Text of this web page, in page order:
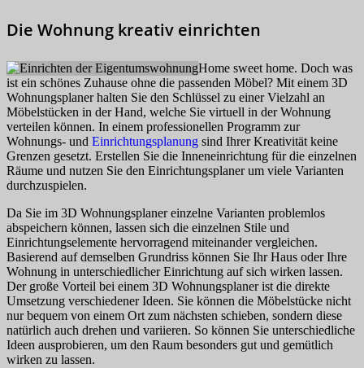
Die Wohnung kreativ einrichten
Home sweet home. Doch was
ist ein schönes Zuhause ohne die passenden Möbel? Mit einem 3D
Wohnungsplaner halten Sie den Schlüssel zu einer Vielzahl an
Möbelstücken in der Hand, welche Sie virtuell in der Wohnung
verteilen können. In einem professionellen Programm zur
Wohnungs- und Einrichtungsplanung sind Ihrer Kreativität keine
Grenzen gesetzt. Erstellen Sie die Inneneinrichtung für die einzelnen
Räume und nutzen Sie den Einrichtungsplaner um viele Varianten
durchzuspielen.
Da Sie im 3D Wohnungsplaner einzelne Varianten problemlos
abspeichern können, lassen sich die einzelnen Stile und
Einrichtungselemente hervorragend miteinander vergleichen.
Basierend auf demselben Grundriss können Sie Ihr Haus oder Ihre
Wohnung in unterschiedlicher Einrichtung auf sich wirken lassen.
Der große Vorteil bei einem 3D Wohnungsplaner ist die direkte
Umsetzung verschiedener Ideen. Sie können die Möbelstücke nicht
nur bequem von einem Ort zum nächsten schieben, sondern diese
natürlich auch drehen und variieren. So können Sie unterschiedliche
Ideen ausprobieren, um den Raum besonders gut und gemütlich
wirken zu lassen.